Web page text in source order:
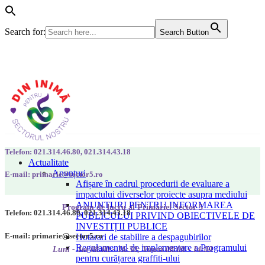
Search for: Search Button
Actualitate
Anunțuri
Afișare în cadrul procedurii de evaluare a
impactului diverselor proiecte asupra mediului
ANUNȚURI PENTRU INFORMAREA
PUBLICULUI PRIVIND OBIECTIVELE DE
INVESTIȚII PUBLICE
Hotarari de stabilire a despagubirilor
Regulamentul de implementare a Programului
pentru curățarea graffiti-ului
Telefon: 021.314.46.80, 021.314.43.18
E-mail: primarie@sector5.ro
Program de lucru al Primăriei Sector 5
Luni - Joi 08:00 - 16:30; Vineri 08:00 - 14:00
Telefon: 021.314.46.80, 021.314.43.18
E-mail: primarie@sector5.ro